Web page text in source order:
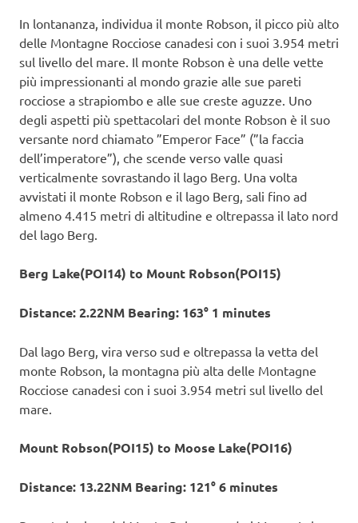
In lontananza, individua il monte Robson, il picco più alto
delle Montagne Rocciose canadesi con i suoi 3.954 metri
sul livello del mare. Il monte Robson è una delle vette
più impressionanti al mondo grazie alle sue pareti
rocciose a strapiombo e alle sue creste aguzze. Uno
degli aspetti più spettacolari del monte Robson è il suo
versante nord chiamato ”Emperor Face” (”la faccia
dell’imperatore”), che scende verso valle quasi
verticalmente sovrastando il lago Berg. Una volta
avvistati il monte Robson e il lago Berg, sali fino ad
almeno 4.415 metri di altitudine e oltrepassa il lato nord
del lago Berg.
Berg Lake(POI14) to Mount Robson(POI15)
Distance: 2.22NM Bearing: 163° 1 minutes
Dal lago Berg, vira verso sud e oltrepassa la vetta del
monte Robson, la montagna più alta delle Montagne
Rocciose canadesi con i suoi 3.954 metri sul livello del
mare.
Mount Robson(POI15) to Moose Lake(POI16)
Distance: 13.22NM Bearing: 121° 6 minutes